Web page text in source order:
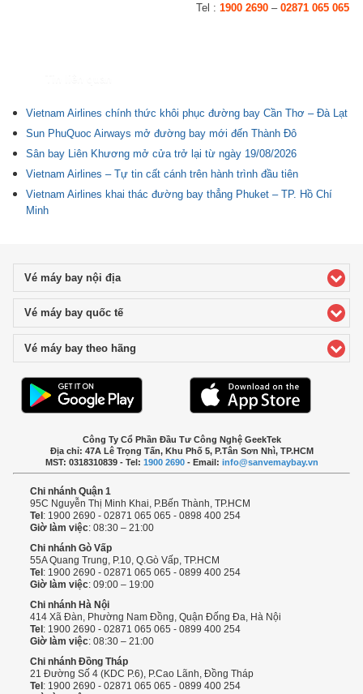
Tel : 1900 2690– 02871 065 065
Vietnam Airlines chính thức khôi phục đường bay Cần Thơ – Đà Lạt
Sun PhuQuoc Airways mở đường bay mới đến Thành Đô
Sân bay Liên Khương mở cửa trở lại từ ngày 19/08/2026
Vietnam Airlines – Tự tin cất cánh trên hành trình đầu tiên
Vietnam Airlines khai thác đường bay thẳng Phuket – TP. Hồ Chí
Minh
Vé máy bay nội địaclick to expand contents
Vé máy bay quốc tếclick to expand contents
Vé máy bay theo hãng
Công Ty Cổ Phần Đầu Tư Công Nghệ GeekTek
Địa chỉ: 47A Lê Trọng Tấn, Khu Phố 5, P.Tân Sơn Nhì, TP.HCM
MST: 0318310839 - Tel: 1900 2690- Email: info@sanvemaybay.vn
Chi nhánh Quận 1
95C Nguyễn Thị Minh Khai, P.Bến Thành, TP.HCM
Tel : 1900 2690 - 02871 065 065 - 0898 400 254
Giờ làm việc: 08:30 – 21:00
Chi nhánh Gò Vấp
55A Quang Trung, P.10, Q.Gò Vấp, TP.HCM
Tel : 1900 2690 - 02871 065 065 - 0899 400 254
Giờ làm việc: 09:00 – 19:00
Chi nhánh Hà Nội
414 Xã Đàn, Phường Nam Đồng, Quận Đống Đa, Hà Nội
Tel : 1900 2690 - 02871 065 065 - 0899 400 254
Giờ làm việc: 08:30 – 21:00
Chi nhánh Đồng Tháp
21 Đường Số 4 (KDC P.6), P.Cao Lãnh, Đồng Tháp
Tel : 1900 2690 - 02871 065 065 - 0899 400 254